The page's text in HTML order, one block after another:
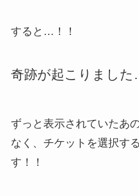
すると…！！
奇跡が起こりました
ずっと表示されていたあ
なく、チケットを選択す
す！！